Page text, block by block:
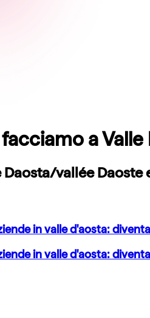
a
Daosta/vallée Daoste
in valle d'aosta:
in valle d'aosta: